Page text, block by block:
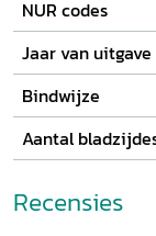
van de
tevens zijn
de ontluikende
Ook biedt het
karakter van de
Jeannette van
NUR codes
Jaar van uitgave
Bindwijze
Aantal
Recensies